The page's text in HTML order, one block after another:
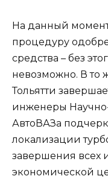
На данный
процедуру
средства – без
невозможно. В то
Тольятти
инженеры
АвтоВАЗа
локализации
завершения всех
экономической